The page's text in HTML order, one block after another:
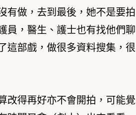
有做，去到最後，她不是要拍
員，醫生、護士也有找他們聊
這部戲，做很多資料搜集，很
改得再好亦不會開拍，可能覺